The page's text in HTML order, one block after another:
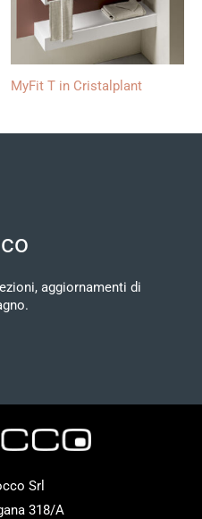
MyFit T in Cristalplant
aggiornamenti di
Srl
318/A